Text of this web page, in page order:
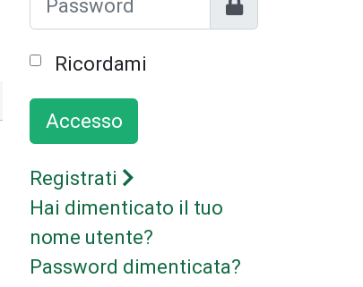
Ricordami
Accesso
Registrati
Hai dimenticato il tuo
nome utente?
Password dimenticata?